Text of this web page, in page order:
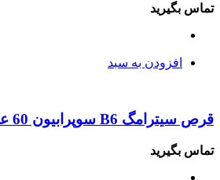
تماس بگیرید
افزودن به سبد
قرص سیترامگ B6 سوپرابیون 60 عدد
تماس بگیرید